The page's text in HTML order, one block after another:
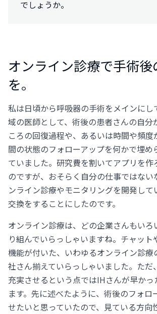
でしょうか。
オンライン診療で手術後
を。
私は日頃から呼吸器の手術をメインにし
域の医師として、術後の患者さんの自分
ころの回復過程や、あるいは時間や頻
間の状態のフォローアップを何かで埋め
ていました。研究費を割いてアプリを作
のですが、おそらく自分の仕事ではない
ンライン診療やモニタリングを開発して
交換をすることにしたのです。
オンライン診療は、どの企業さんもい
り組んでいらっしゃいますね。チャット
機能が付いた、いわゆるオンライン診療
社さん揃えていらっしゃいました。ただ
充実させるという点ではIHさんが早かっ
ます。先に述べたように、術後のフォロ
せたいと思っていたので、見ている方向